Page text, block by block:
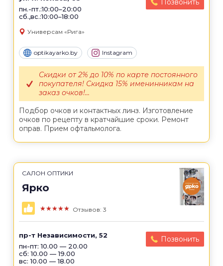
пн.-пт.:10:00–20:00
сб.,вс.:10:00–18:00
Позвонить
Универсам «Рига»
optikayarko.by Instagram
Подбор очков и контактных линз. Изготовление
очков по рецепту в кратчайшие сроки. Ремонт
оправ. Прием офтальмолога.
Скидки от 2% до 10% по карте постоянного
покупателя! Скидка 15% именинникам на
заказ очков!...
САЛОН ОПТИКИ
Ярко
★★★★★ Отзывов: 3
пр-т Независимости, 52
пн-пт: 10.00 — 20.00
сб: 10.00 — 19.00
вс: 10.00 — 18.00
Позвонить